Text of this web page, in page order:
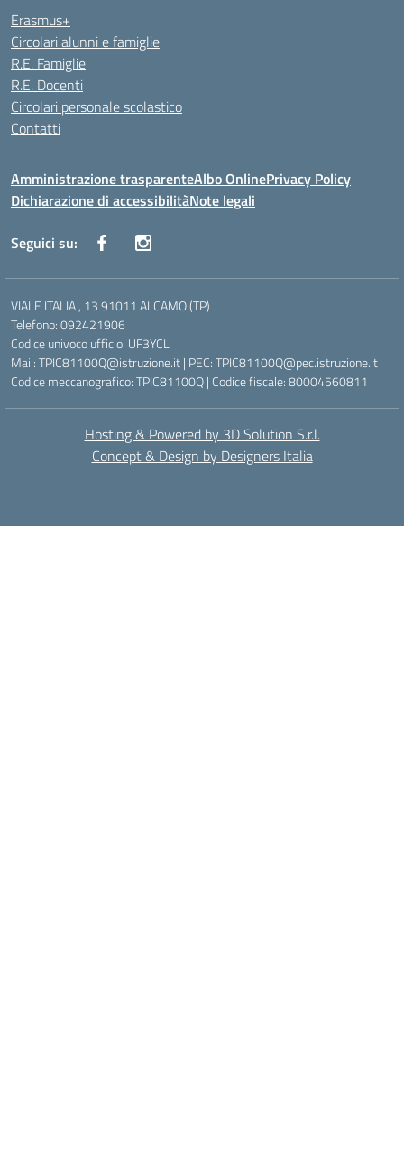
Erasmus+
Circolari alunni e famiglie
R.E. Famiglie
R.E. Docenti
Circolari personale scolastico
Contatti
Amministrazione trasparenteAlbo OnlinePrivacy Policy
Dichiarazione di accessibilitàNote legali
Seguici su:
VIALE ITALIA , 13 91011 ALCAMO (TP)
Telefono: 092421906
Codice univoco ufficio: UF3YCL
Mail: TPIC81100Q@istruzione.it | PEC: TPIC81100Q@pec.istruzione.it
Codice meccanografico: TPIC81100Q | Codice fiscale: 80004560811
Hosting & Powered by 3D Solution S.r.l.
Concept & Design by Designers Italia